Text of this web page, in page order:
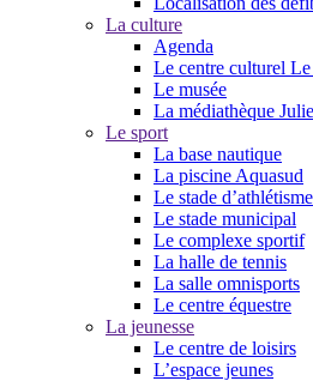
La culture
Agenda
Le centre culturel
Le musée
La médiathèque
Le sport
La base nautique
La piscine Aquasud
Le stade d’athlétisme
Le stade municipal
Le complexe sportif
La halle de tennis
La salle omnisports
Le centre équestre
La jeunesse
Le centre de loisirs
L’espace jeunes